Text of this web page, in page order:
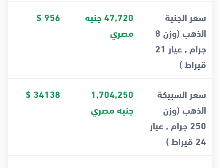
سعر الجنية
الذهب (وزن 8
جرام , عيار 21
قيراط )
47,720 جنيه
مصري
956 $
سعر السبيكة
الذهب (وزن
250 جرام , عيار
24 قيراط )
1,704,250
جنيه مصري
34138 $